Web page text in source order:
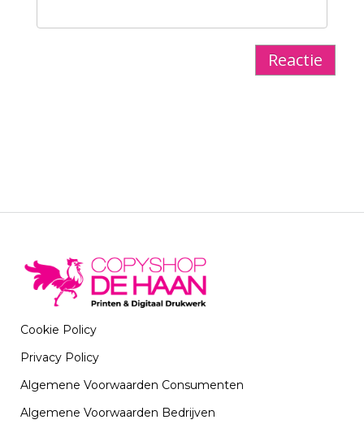
Reactie
Cookie Policy
Privacy Policy
Algemene Voorwaarden Consumenten
Algemene Voorwaarden Bedrijven